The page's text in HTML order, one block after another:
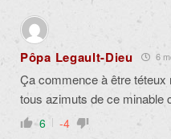
Pôpa Legault-Dieu 6
Ça commence à être
tous azimuts de ce minable
6 -4